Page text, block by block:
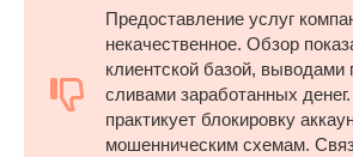
Предоставление услуг
некачественное. Обзор
клиентской базой,
сливами заработанных
практикует блокировку
мошенническим схемам.